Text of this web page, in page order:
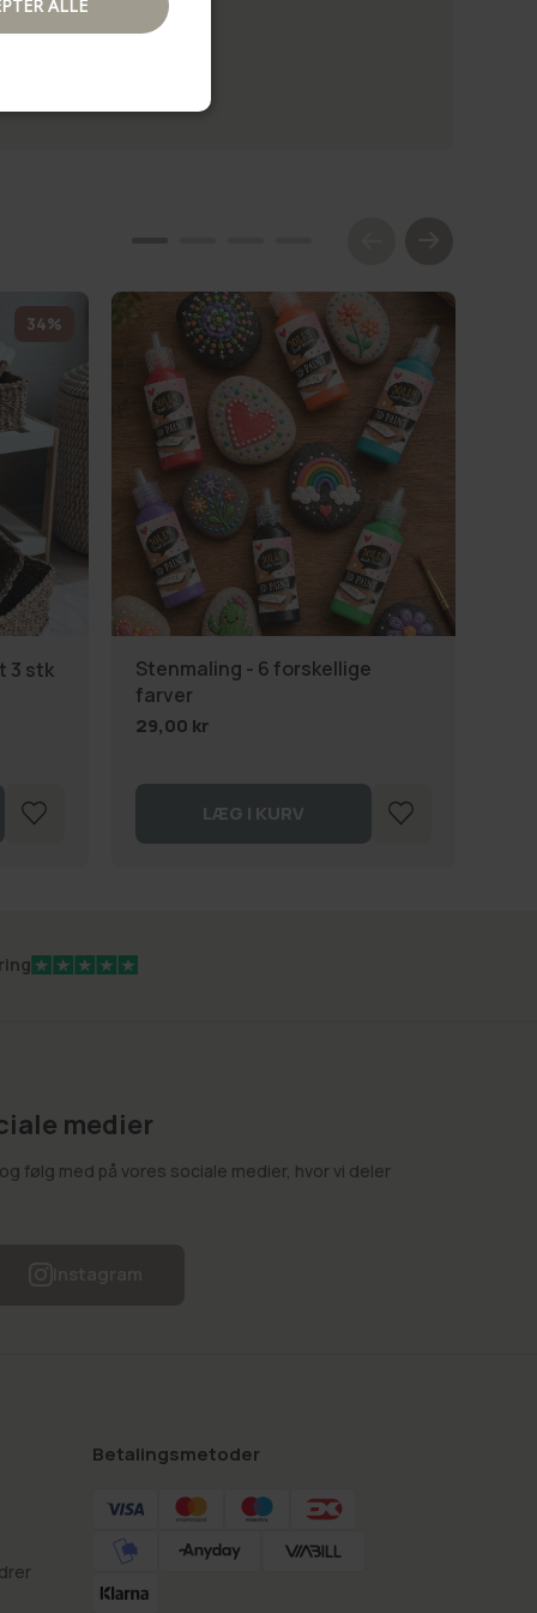
34%
3 stk
Stenmaling - 6 forskellige
farver
29,00 kr
LÆG I KURV
medier
følg med på vores sociale medier, hvor vi deler
Betalingsmetoder
ALLE